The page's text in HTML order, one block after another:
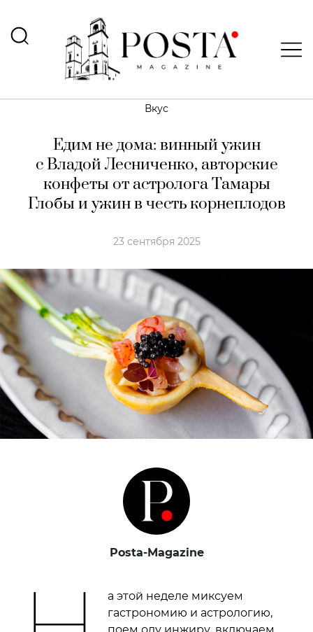
Вкус
Едим не дома: винный ужин
с Владой Лесниченко, авторские
конфеты от астролога Тамары
Глобы и ужин в честь корнеплодов
23 сентября 2025
Posta-Magazine
а этой неделе миксуем
гастрономию и астрологию,